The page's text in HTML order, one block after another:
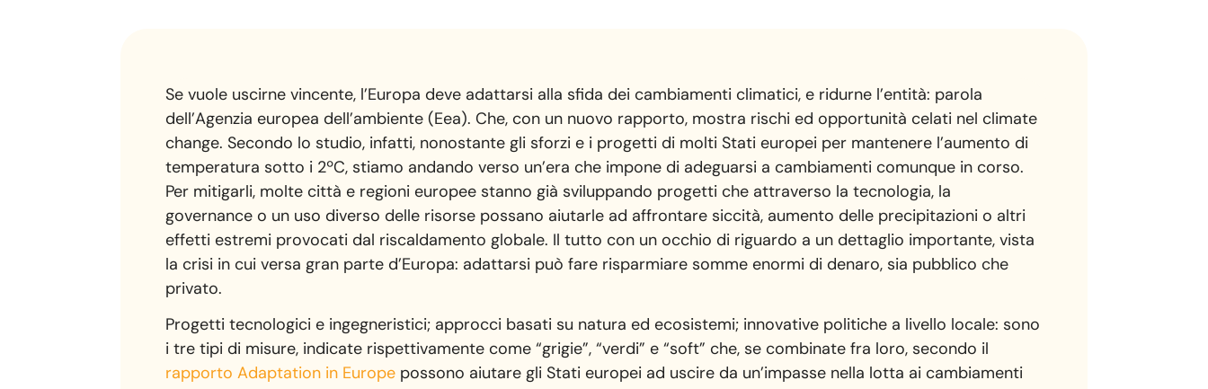
Se vuole uscirne vincente, l’Europa deve adattarsi alla sfida dei cambiamenti climatici, e ridurne l’entità: parola
dell’Agenzia europea dell’ambiente (Eea). Che, con un nuovo rapporto, mostra rischi ed opportunità celati nel climate
change. Secondo lo studio, infatti, nonostante gli sforzi e i progetti di molti Stati europei per mantenere l’aumento di
temperatura sotto i 2ºC, stiamo andando verso un’era che impone di adeguarsi a cambiamenti comunque in corso.
Per mitigarli, molte città e regioni europee stanno già sviluppando progetti che attraverso la tecnologia, la
governance o un uso diverso delle risorse possano aiutarle ad affrontare siccità, aumento delle precipitazioni o altri
effetti estremi provocati dal riscaldamento globale. Il tutto con un occhio di riguardo a un dettaglio importante, vista
la crisi in cui versa gran parte d’Europa: adattarsi può fare risparmiare somme enormi di denaro, sia pubblico che
privato.
Progetti tecnologici e ingegneristici; approcci basati su natura ed ecosistemi; innovative politiche a livello locale: sono
i tre tipi di misure, indicate rispettivamente come “grigie”, “verdi” e “soft” che, se combinate fra loro, secondo il
rapporto Adaptation in Europe possono aiutare gli Stati europei ad uscire da un’impasse nella lotta ai cambiamenti